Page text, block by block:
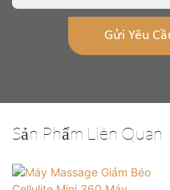
Gửi Yêu
Sản Phẩm Liên Quan